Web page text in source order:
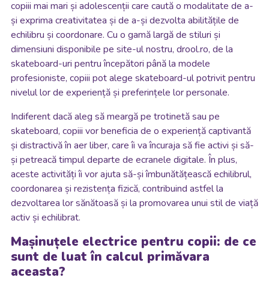
copiii mai mari și adolescenții care caută o modalitate de a-
și exprima creativitatea și de a-și dezvolta abilitățile de
echilibru și coordonare. Cu o gamă largă de stiluri și
dimensiuni disponibile pe site-ul nostru, drool.ro, de la
skateboard-uri pentru începători până la modele
profesioniste, copiii pot alege skateboard-ul potrivit pentru
nivelul lor de experiență și preferințele lor personale.
Indiferent dacă aleg să meargă pe trotinetă sau pe
skateboard, copiii vor beneficia de o experiență captivantă
și distractivă în aer liber, care îi va încuraja să fie activi și să-
și petreacă timpul departe de ecranele digitale. În plus,
aceste activități îi vor ajuta să-și îmbunătățească echilibrul,
coordonarea și rezistența fizică, contribuind astfel la
dezvoltarea lor sănătoasă și la promovarea unui stil de viață
activ și echilibrat.
Mașinuțele electrice pentru copii: de ce
sunt de luat în calcul primăvara
aceasta?